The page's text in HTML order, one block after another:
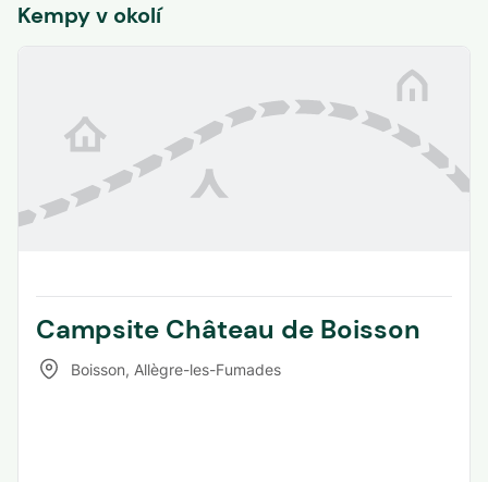
Kempy v okolí
Campsite Château de Boisson
Boisson, Allègre-les-Fumades